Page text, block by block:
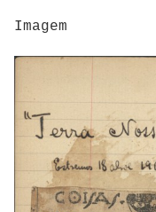
Imagem